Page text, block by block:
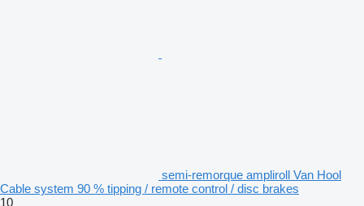
semi-remorque ampliroll Van Hool
Cable system 90 % tipping / remote control / disc brakes
10